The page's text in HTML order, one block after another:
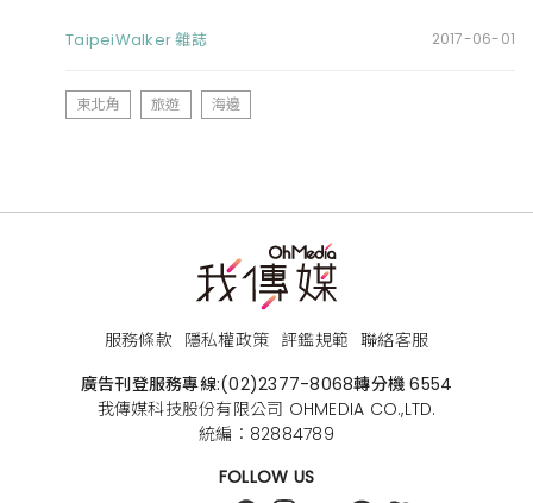
TaipeiWalker 雜誌 2017-06-01
東北角 旅遊 海邊
服務條款 隱私權政策 評鑑規範 聯絡客服
廣告刊登服務專線:(02)2377-8068轉分機 6554
我傳媒科技股份有限公司 OHMEDIA CO.,LTD.
統編：82884789
FOLLOW US